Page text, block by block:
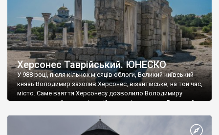
Херсонес Таврійський. ЮНЕСКО
У 988 році, після кількох місяців облоги, Великий київський
князь Володимир захопив Херсонес, візантійське, на той час,
місто. Саме взяття Херсонесу дозволило Володимиру
диктувати свої умови візантійському імператору Василю ІІ, та
Херсонесі Володимир-язичник, став Василем-християнином.
А потім було Хрещення Русі. На честь Херсонесу Таврійського